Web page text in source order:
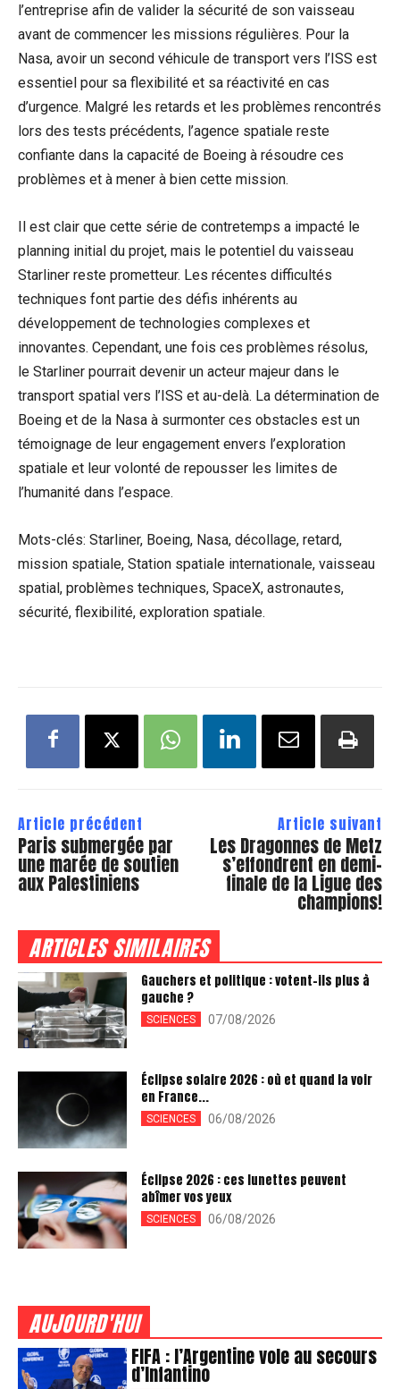
l’entreprise afin de valider la sécurité de son vaisseau
avant de commencer les missions régulières. Pour la
Nasa, avoir un second véhicule de transport vers l’ISS est
essentiel pour sa flexibilité et sa réactivité en cas
d’urgence. Malgré les retards et les problèmes rencontrés
lors des tests précédents, l’agence spatiale reste
confiante dans la capacité de Boeing à résoudre ces
problèmes et à mener à bien cette mission.
Il est clair que cette série de contretemps a impacté le
planning initial du projet, mais le potentiel du vaisseau
Starliner reste prometteur. Les récentes difficultés
techniques font partie des défis inhérents au
développement de technologies complexes et
innovantes. Cependant, une fois ces problèmes résolus,
le Starliner pourrait devenir un acteur majeur dans le
transport spatial vers l’ISS et au-delà. La détermination de
Boeing et de la Nasa à surmonter ces obstacles est un
témoignage de leur engagement envers l’exploration
spatiale et leur volonté de repousser les limites de
l’humanité dans l’espace.
Mots-clés: Starliner, Boeing, Nasa, décollage, retard,
mission spatiale, Station spatiale internationale, vaisseau
spatial, problèmes techniques, SpaceX, astronautes,
sécurité, flexibilité, exploration spatiale.
Article précédent
Paris submergée par
une marée de soutien
aux Palestiniens
Article suivant
Les Dragonnes de Metz
s’effondrent en demi-
finale de la Ligue des
champions!
ARTICLES SIMILAIRES
Gauchers et politique : votent-ils plus à
gauche ?
SCIENCES 07/08/2026
Éclipse solaire 2026 : où et quand la voir
en France...
SCIENCES 06/08/2026
Éclipse 2026 : ces lunettes peuvent
abîmer vos yeux
SCIENCES 06/08/2026
AUJOURD'HUI
FIFA : l’Argentine vole au secours
d’Infantino